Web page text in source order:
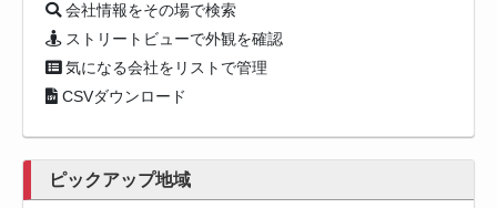
会社情報をその場で検索
ストリートビューで外観を確認
気になる会社をリストで管理
CSVダウンロード
ピックアップ地域